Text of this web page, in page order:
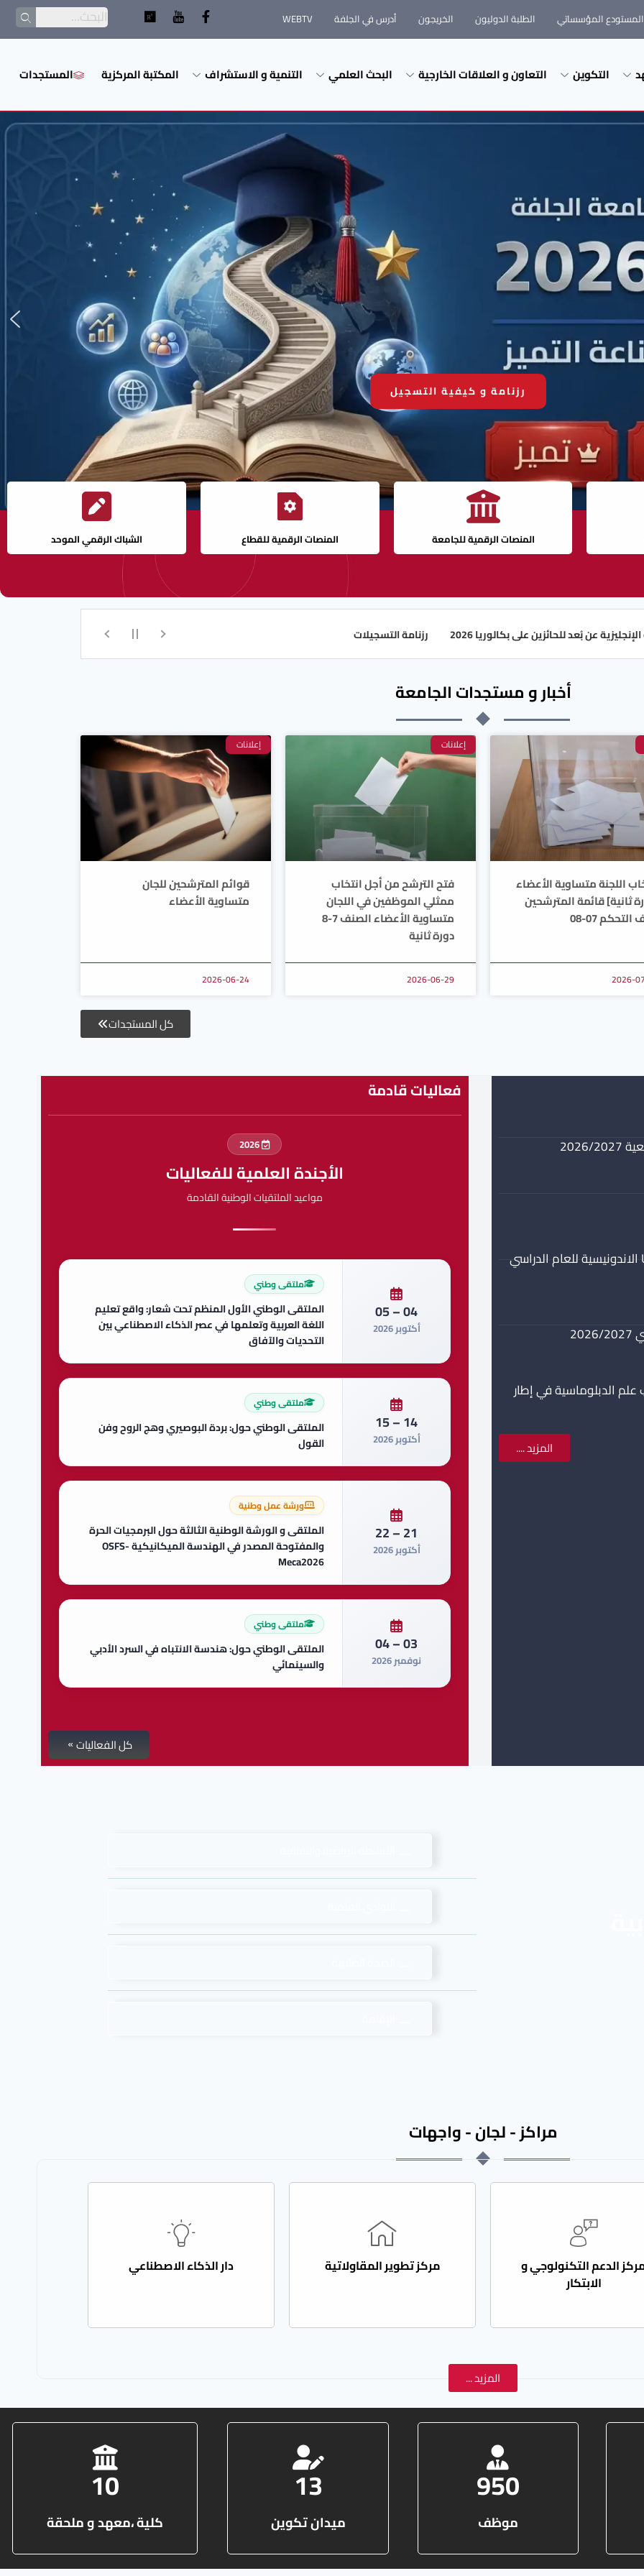
المستودع المؤسساتي الطلبة الدوليون الخريجون أدرس في الجلفة WEBTV
التكوين التعاون و العلاقات الخارجية البحث العلمي التنمية و الاستشراف المكتبة المركزية المستجدات
رزنامة و كيفية التسجيل
المنصات الرقمية للجامعة المنصات الرقمية للقطاع الشباك الرقمي الموحد
للحائزين على بكالوريا 2026 رزنامة التسجيلات
أخبار و مستجدات الجامعة
اللجنة متساوية الأعضاء
ثانية] قائمة المترشحين
07-08
2026-
إعلانات
فتح الترشح من أجل انتخاب
ممثلي الموظفين في اللجان
متساوية الأعضاء الصنف 7-8
دورة ثانية
2026-06-29
إعلانات
قوائم المترشحين للجان
متساوية الأعضاء
2026-06-24
كل المستجدات
برنامج منحة جزئية مستوى ماستر في جامعة UMPWR الاندونيسية للعام الدراسي
الدبلوماسية في إطار
المزيد ....
فعاليات قادمة
2026
الأجندة العلمية للفعاليات
مواعيد الملتقيات الوطنية القادمة
04 – 05
أكتوبر 2026
ملتقى وطني
الملتقى الوطني الأول المنظم تحت شعار: واقع تعليم
اللغة العربية وتعلمها في عصر الذكاء الاصطناعي بين
التحديات والآفاق
14 – 15
أكتوبر 2026
ملتقى وطني
الملتقى الوطني حول: بردة البوصيري وهج الروح وفن
القول
21 – 22
أكتوبر 2026
ورشة عمل وطنية
الملتقى و الورشة الوطنية الثالثة حول البرمجيات الحرة
والمفتوحة المصدر في الهندسة الميكانيكية OSFS-
Meca2026
03 – 04
نوفمبر 2026
ملتقى وطني
الملتقى الوطني حول: هندسة الانتباه في السرد الأدبي
والسينمائي
كل الفعاليات
مراكز - لجان - واجهات
الدعم التكنولوجي و
الابتكار
مركز تطوير المقاولاتية دار الذكاء الاصطناعي
المزيد ...
950
موظف
13
ميدان تكوين
10
كلية ،معهد و ملحقة